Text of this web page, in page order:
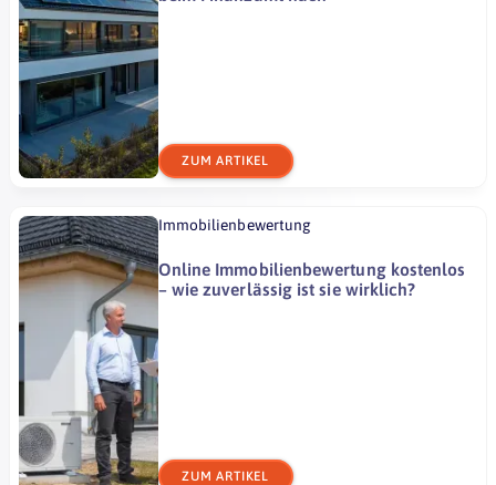
ZUM ARTIKEL
Immobilienbewertung
Online Immobilienbewertung kostenlos
– wie zuverlässig ist sie wirklich?
ZUM ARTIKEL